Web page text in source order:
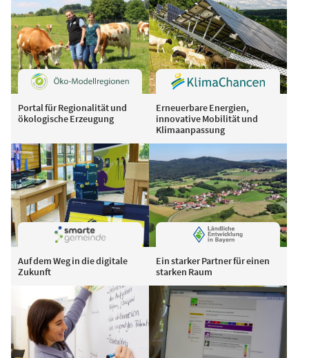
Portal für Regionalität und
ökologische Erzeugung
Erneuerbare Energien,
innovative Mobilität und
Klimaanpassung
Auf dem Weg in die digitale
Zukunft
Ein starker Partner für einen
starken Raum